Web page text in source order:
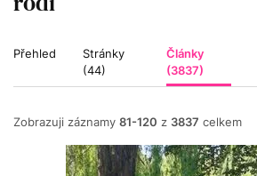
Přehled
Stránky
(44)
Články
(3837)
Zobrazuji záznamy 81-120 z 3837 celkem